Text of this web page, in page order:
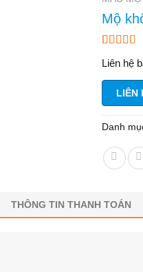
Mộ
trên 5
dựa
trên
đánh
Liên hệ
LIÊN
Danh
THÔNG TIN THANH TOÁN